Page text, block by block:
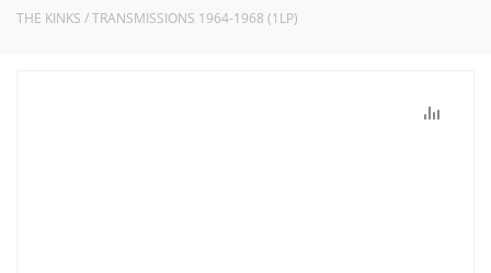
THE KINKS / TRANSMISSIONS 1964-1968 (1LP)